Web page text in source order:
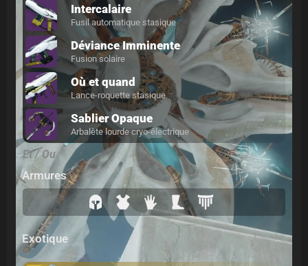
Intercalaire
Fusil automatique stasique
Déviance Imminente
Fusion solaire
Où et quand
Lance-roquette stasique
Sablier Opaque
Arbalète lourde cryo-électrique
Et / Ou
Armures
Exotique